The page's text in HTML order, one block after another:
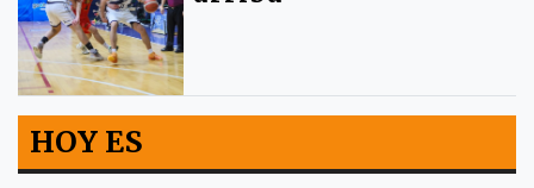
HOY ES